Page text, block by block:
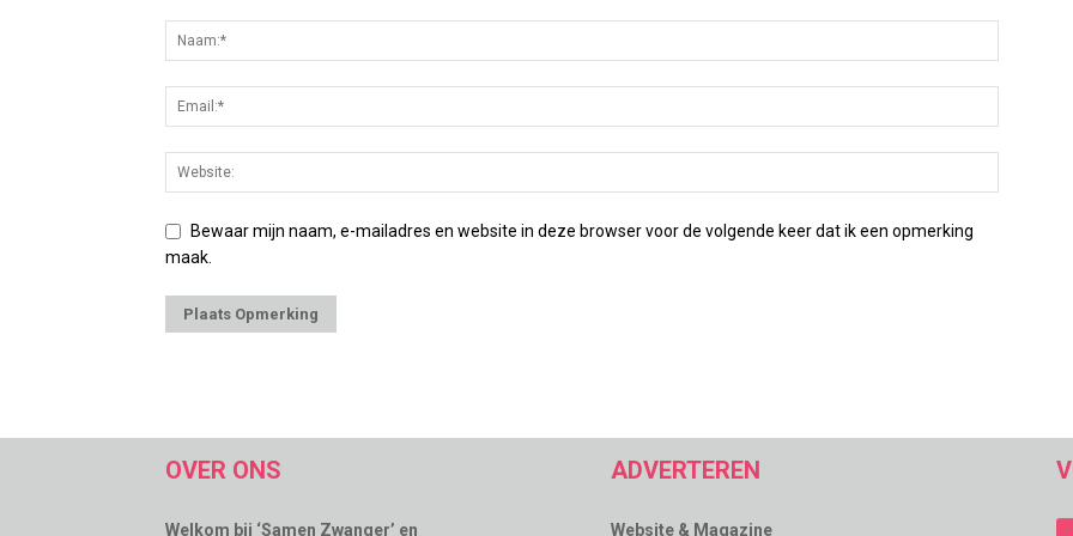
Bewaar mijn naam, e-mailadres en website in deze browser voor de volgende keer dat ik een opmerking
maak.
OVER ONS
Welkom bij ‘Samen Zwanger’ en
ADVERTEREN
Website & Magazine